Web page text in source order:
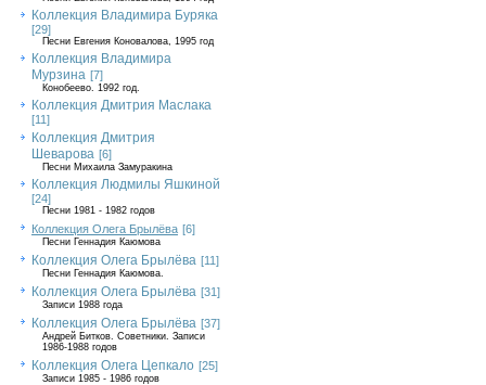
Коллекция Владимира Буряка
[29]
Песни Евгения Коновалова, 1995 год
Коллекция Владимира
Мурзина [7]
Конобеево. 1992 год.
Коллекция Дмитрия Маслака
[11]
Коллекция Дмитрия
Шеварова [6]
Песни Михаила Замуракина
Коллекция Людмилы Яшкиной
[24]
Песни 1981 - 1982 годов
Коллекция Олега Брылёва [6]
Песни Геннадия Каюмова
Коллекция Олега Брылёва [11]
Песни Геннадия Каюмова.
Коллекция Олега Брылёва [31]
Записи 1988 года
Коллекция Олега Брылёва [37]
Андрей Битков. Советники. Записи
1986-1988 годов
Коллекция Олега Цепкало [25]
Записи 1985 - 1986 годов